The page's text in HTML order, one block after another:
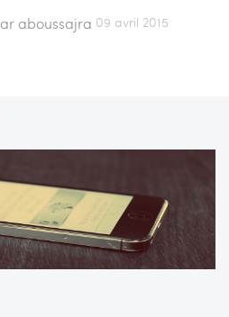
aboussajra 09 avril 2015